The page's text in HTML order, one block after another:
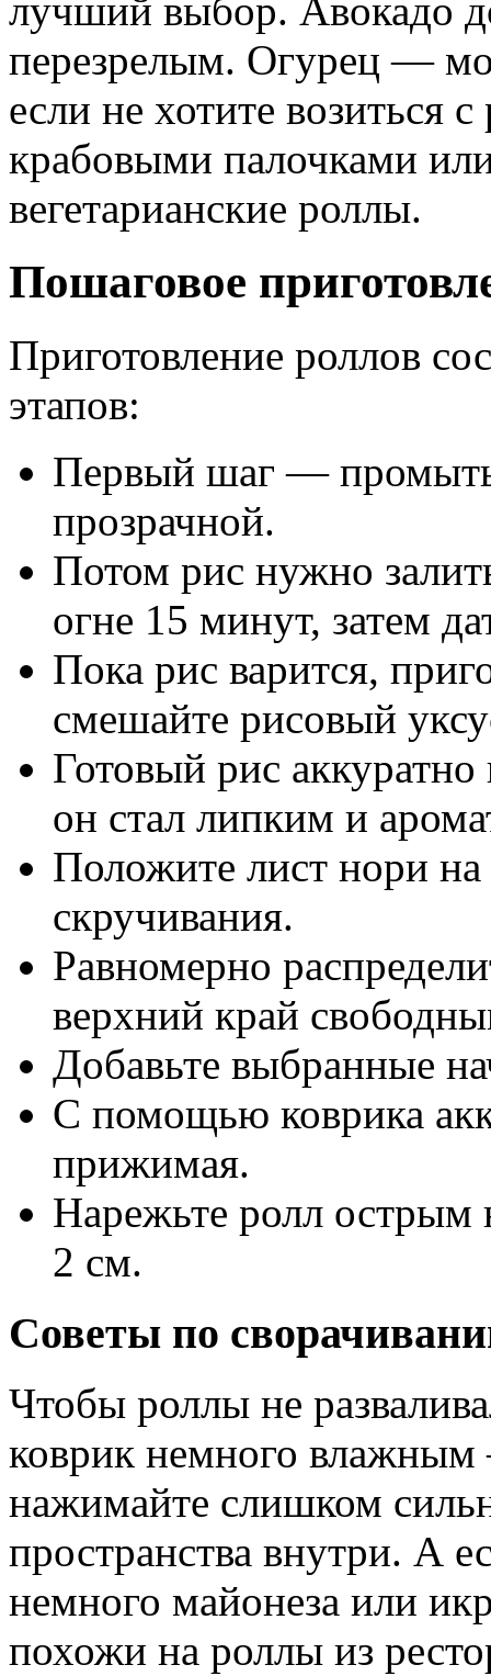
лучший выбор. Авокадо
перезрелым. Огурец —
если не хотите возиться
крабовыми палочками
вегетарианские роллы.
Пошаговое
Приготовление роллов
этапов:
Первый шаг — промыть
прозрачной.
Потом рис нужно
огне 15 минут, затем
Пока рис варится,
смешайте рисовый
Готовый рис
он стал липким и
Положите лист нори
скручивания.
Равномерно
верхний край
Добавьте выбранные
С помощью коврика
прижимая.
Нарежьте ролл
2 см.
Советы по
Чтобы роллы не
коврик немного
нажимайте слишком
пространства внутри. А
немного майонеза или
похожи на роллы из